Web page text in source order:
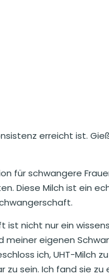
erreicht ist.
für schwangere
Diese Milch ist ein
ist nicht nur ein
meiner eigenen
ich, UHT-Milch
zu sein. Ich fand sie zu